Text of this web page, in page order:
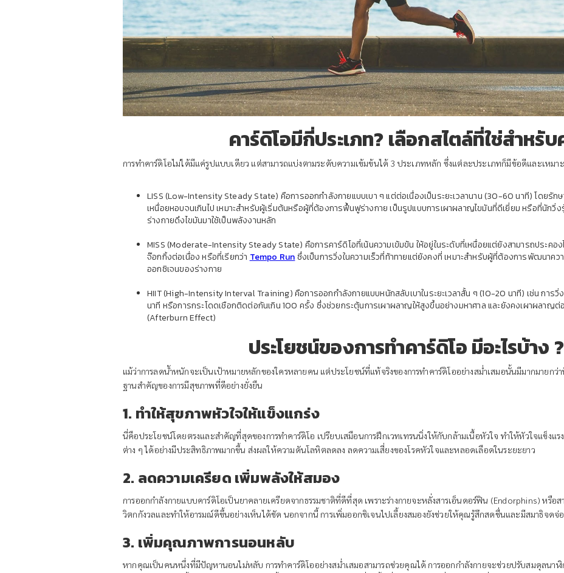
คาร์ดิโอมีกี่ประเภท? เลือกสไตล์ที่ใช่สำหรั
การทำคาร์ดิโอไม่ได้มีแค่รูปแบบเดียว แต่สามารถแบ่งตามระดับความเข้มข้นได้ 3 ประเภทหลัก ซึ่งแต่ละประเภทก็มีข้อดีและเหม
LISS (Low-Intensity Steady State) คือการออกกำลังกายแบบเบา ๆ แต่ต่อเนื่องเป็นระยะเวลานาน (30-60 นาที) โดยรักษ
เหนื่อยหอบจนเกินไป เหมาะสำหรับผู้เริ่มต้นหรือผู้ที่ต้องการฟื้นฟูร่างกาย เป็นรูปแบบการเผาผลาญไขมันที่ดีเยี่ยม หรือที่นักวิ่
ร่างกายดึงไขมันมาใช้เป็นพลังงานหลัก
MISS (Moderate-Intensity Steady State) คือการคาร์ดิโอที่เน้นความเข้มข้น ให้อยู่ในระดับที่เหนื่อยแต่ยังสามารถประคอ
จ๊อกกิ้งต่อเนื่อง หรือที่เรียกว่า Tempo Runซึ่งเป็นการวิ่งในความเร็วที่ท้าทายแต่ยังคงที่ เหมาะสำหรับผู้ที่ต้องการพัฒนาคว
ออกซิเจนของร่างกาย
HIIT (High-Intensity Interval Training) คือการออกกำลังกายแบบหนักสลับเบาในระยะเวลาสั้น ๆ (10-20 นาที) เช่น การวิ่
นาที หรือการกระโดดเชือกติดต่อกันเกิน 100 ครั้ง ซึ่งช่วยกระตุ้นการเผาผลาญให้สูงขึ้นอย่างมหาศาล และยังคงเผาผลาญต่
(Afterburn Effect)
ประโยชน์ของการทำคาร์ดิโอ มีอะไรบ้าง ?
แม้ว่าการลดน้ำหนักจะเป็นเป้าหมายหลักของใครหลายคน แต่ประโยชน์ที่แท้จริงของการทำคาร์ดิโออย่างสม่ำเสมอนั้นมีมากมายกว่
ฐานสำคัญของการมีสุขภาพที่ดีอย่างยั่งยืน
1. ทำให้สุขภาพหัวใจให้แข็งแกร่ง
นี่คือประโยชน์โดยตรงและสำคัญที่สุดของการทำคาร์ดิโอ เปรียบเสมือนการฝึกเวทเทรนนิ่งให้กับกล้ามเนื้อหัวใจ ทำให้หัวใจแข็งแร
ต่าง ๆ ได้อย่างมีประสิทธิภาพมากขึ้น ส่งผลให้ความดันโลหิตลดลง ลดความเสี่ยงของโรคหัวใจและหลอดเลือดในระยะยาว
2. ลดความเครียด เพิ่มพลังให้สมอง
การออกกำลังกายแบบคาร์ดิโอเป็นยาคลายเครียดจากธรรมชาติที่ดีที่สุด เพราะร่างกายจะหลั่งสารเอ็นดอร์ฟิน (Endorphins) หรือ
วิตกกังวลและทำให้อารมณ์ดีขึ้นอย่างเห็นได้ชัด นอกจากนี้ การเพิ่มออกซิเจนไปเลี้ยงสมองยังช่วยให้คุณรู้สึกสดชื่นและมีสมาธิจดจ่
3. เพิ่มคุณภาพการนอนหลับ
หากคุณเป็นคนหนึ่งที่มีปัญหานอนไม่หลับ การทำคาร์ดิโออย่างสม่ำเสมอสามารถช่วยคุณได้ การออกกำลังกายจะช่วยปรับสมดุลนาฬิ